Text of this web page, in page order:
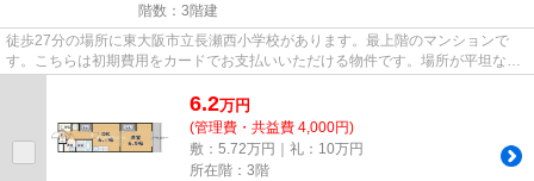
階数：3階建
徒歩27分の場所に東大阪市立長瀬西小学校があります。最上階のマンションで
す。こちらは初期費用をカードでお支払いいただける物件です。場所が平坦なの
は、ランニングをする上で抑え...
6.2万円
(管理費・共益費 4,000円)
敷：5.72万円｜礼：10万円
所在階：3階